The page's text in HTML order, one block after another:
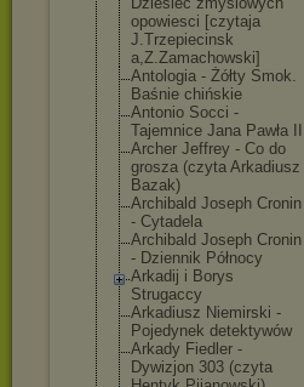
opowiesci [czytaja
J.Trzepiecinsk
a,Z.Zamachowski]
Antologia - Żółty Smok.
Baśnie chińskie
Antonio Socci -
Tajemnice Jana Pawła II
Archer Jeffrey - Co do
grosza (czyta Arkadiusz
Bazak)
Archibald Joseph Cronin
- Cytadela
Archibald Joseph Cronin
- Dziennik Północy
Arkadij i Borys
Strugaccy
Arkadiusz Niemirski -
Pojedynek detektywów
Arkady Fiedler -
Dywizjon 303 (czyta